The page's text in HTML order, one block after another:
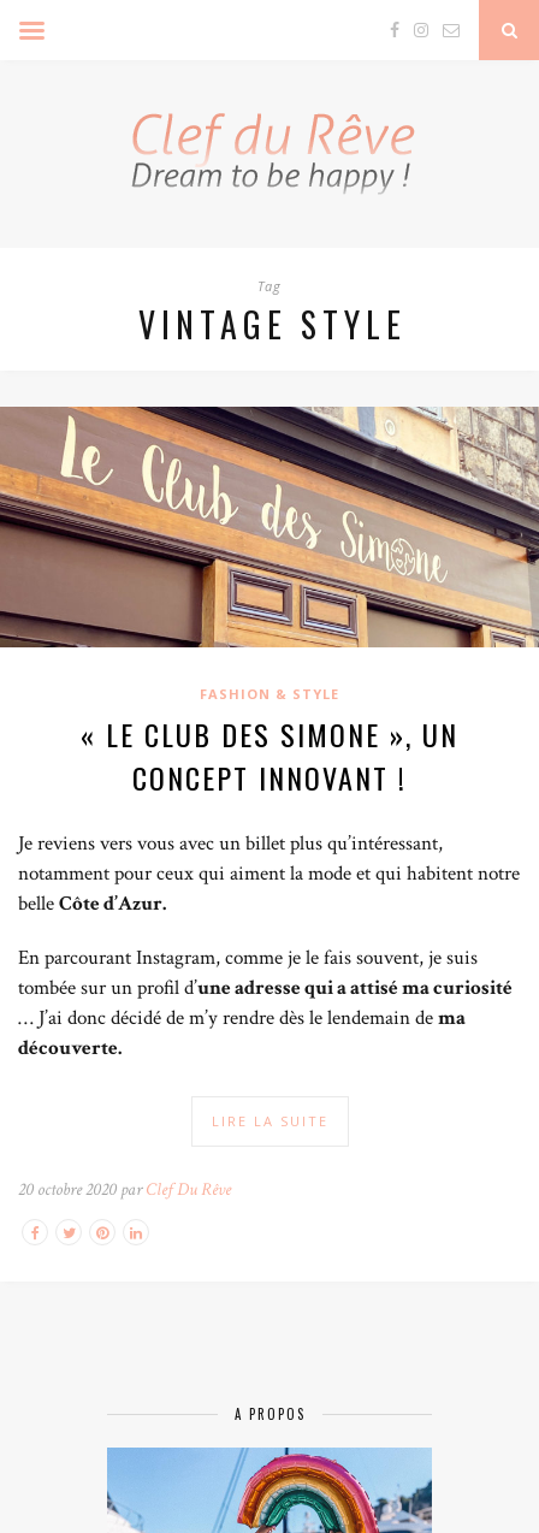
Tag
VINTAGE STYLE
FASHION & STYLE
« LE CLUB DES SIMONE », UN
CONCEPT INNOVANT !
Je reviens vers vous avec un billet plus qu’intéressant,
notamment pour ceux qui aiment la mode et qui habitent notre
belleCôte d’Azur.
En parcourant Instagram, comme je le fais souvent, je suis
tombée sur un profil d’une adresse qui a attisé ma curiosité
… J’ai donc décidé de m’y rendre dès le lendemain dema
découverte.
LIRE LA SUITE
20 octobre 2020 parClef Du Rêve
A PROPOS